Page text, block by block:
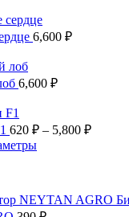
странице
товара.
вариаций.
Опции
можно
странице
6,600 ₽
6,600 ₽
620 ₽ – 5,800 ₽
Этот
вариаций.